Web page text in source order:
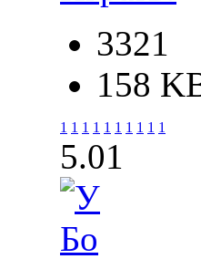
3321
158
1 1 1 1 1 1 1 1 1 1
5.01